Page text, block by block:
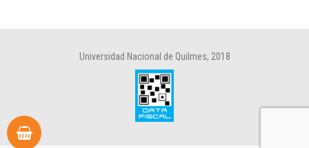
Universidad Nacional de Quilmes, 2018